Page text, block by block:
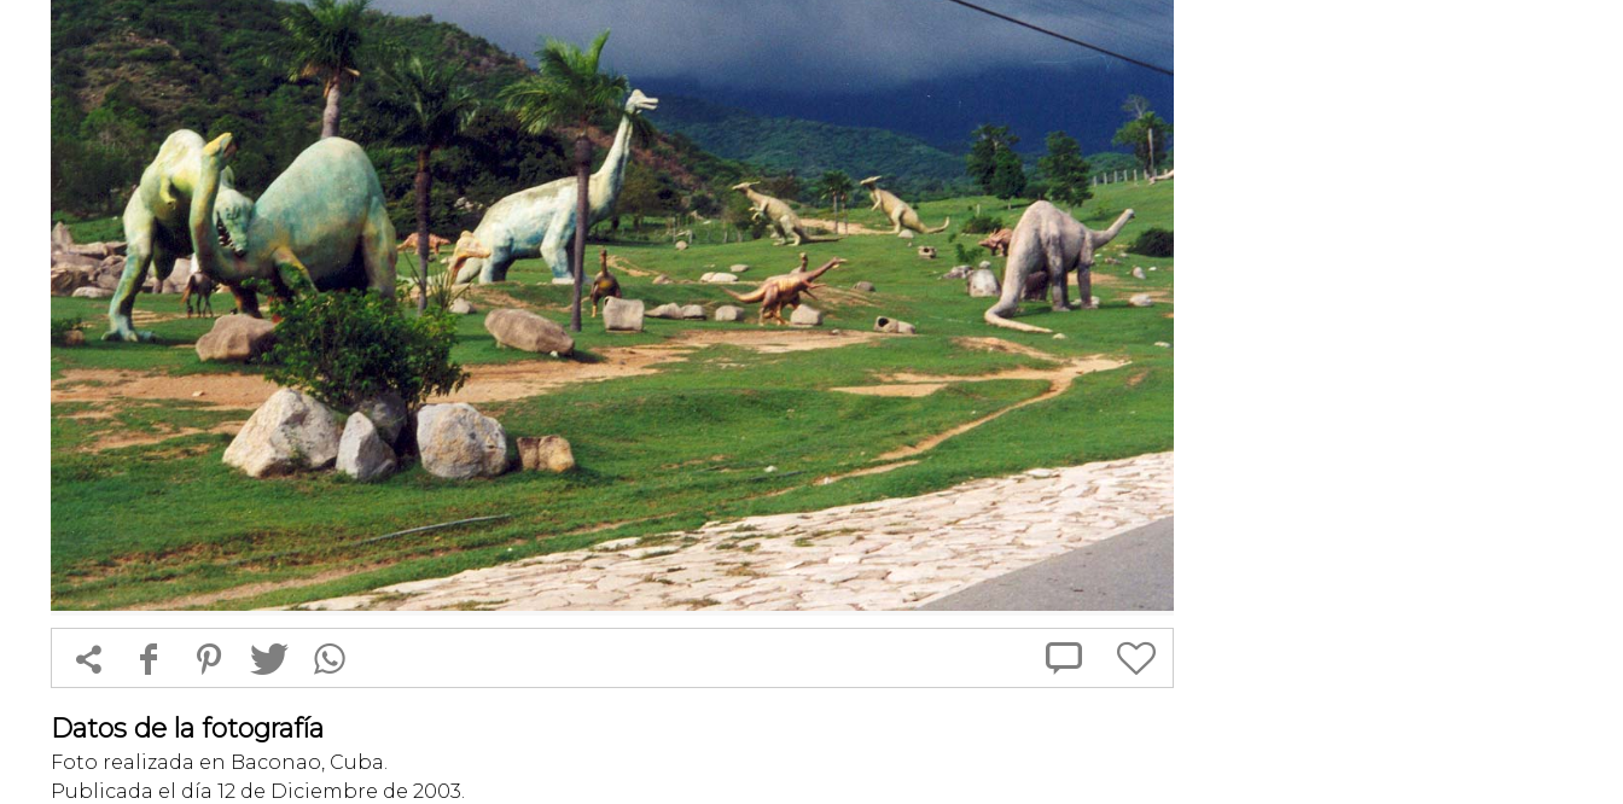
 f 1 T  
Datos de la fotografía
Foto realizada en Baconao, Cuba.
Publicada el día 12 de Diciembre de 2003.